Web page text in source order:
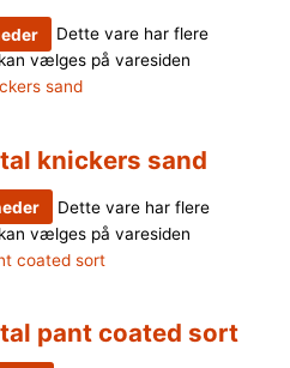
Dette vare har flere
vælges på varesiden
knickers sand
Dette vare har flere
vælges på varesiden
pant coated sort